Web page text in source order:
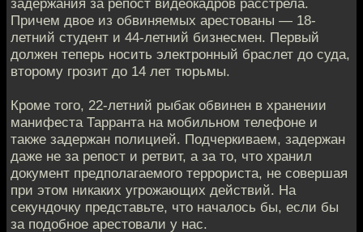
задержания за репост видеокадров расстрела.
Причем двое из обвиняемых арестованы — 18-
летний студент и 44-летний бизнесмен. Первый
должен теперь носить электронный браслет до суда,
второму грозит до 14 лет тюрьмы.
Кроме того, 22-летний рыбак обвинен в хранении
манифеста Тарранта на мобильном телефоне и
также задержан полицией. Подчеркиваем, задержан
даже не за репост и ретвит, а за то, что хранил
документ предполагаемого террориста, не совершая
при этом никаких угрожающих действий. На
секундочку представьте, что началось бы, если бы
за подобное арестовали у нас.